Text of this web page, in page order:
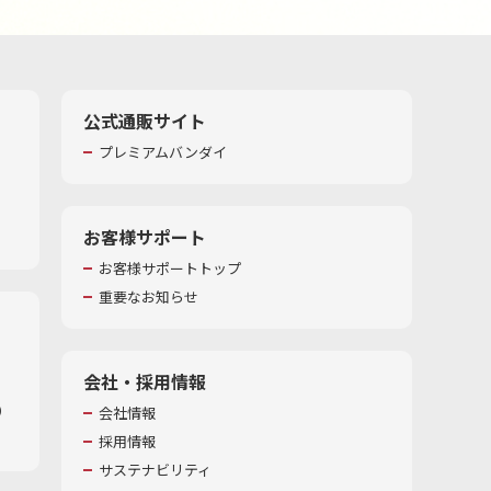
公式通販サイト
プレミアムバンダイ
お客様サポート
お客様サポートトップ
重要なお知らせ
会社・採用情報
会社情報
採用情報
サステナビリティ